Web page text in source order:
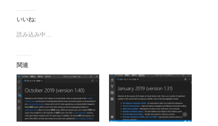
いいね:
読み込み中…
関連